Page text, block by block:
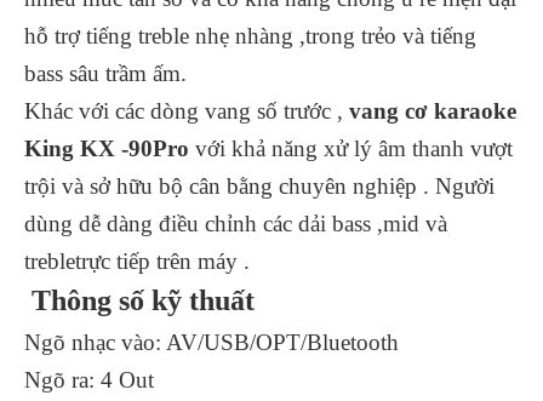
hỗ trợ tiếng treble nhẹ nhàng ,trong trẻo và tiếng
bass sâu trầm ấm.
Khác với các dòng vang số trước , vang cơ karaoke
King KX -90Pro với khả năng xử lý âm thanh vượt
trội và sở hữu bộ cân bằng chuyên nghiệp . Người
dùng dễ dàng điều chỉnh các dải bass ,mid và
trebletrực tiếp trên máy .
Thông số kỹ thuất
Ngõ nhạc vào: AV/USB/OPT/Bluetooth
Ngõ ra: 4 Out